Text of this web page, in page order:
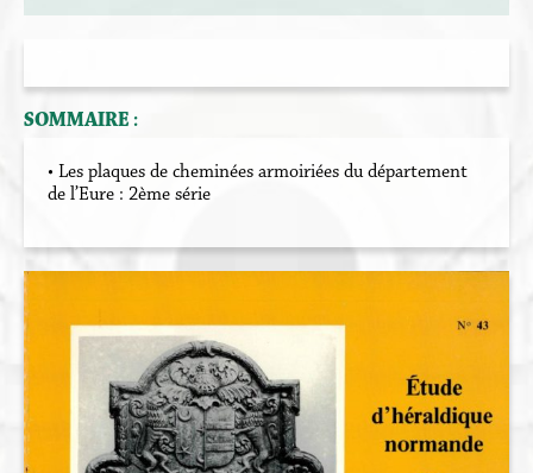
SOMMAIRE :
• Les plaques de cheminées armoiriées du département
de l’Eure : 2ème série